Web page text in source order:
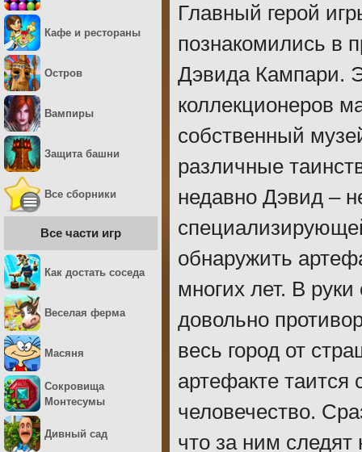
Главный герой
познакомились в
Дэвида Кампари.
коллекционеров
собственный
различные
недавно Дэвид –
обнаружить
многих лет. В
довольно
весь город от
артефакте таится
человечество.
что за ним
Кафе и рестораны
Остров
Вампиры
Защита башни
Все сборники
Все части игр
Как достать соседа
Веселая ферма
Масяня
Сокровища
Монтесумы
Дивный сад